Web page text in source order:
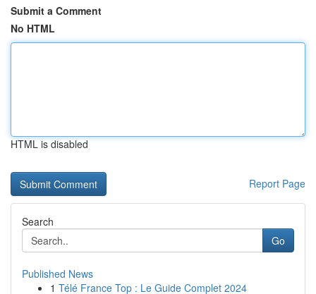
Submit a Comment
No HTML
HTML is disabled
Report Page
Search
Go
Published News
1 Télé France Top : Le Guide Complet 2024